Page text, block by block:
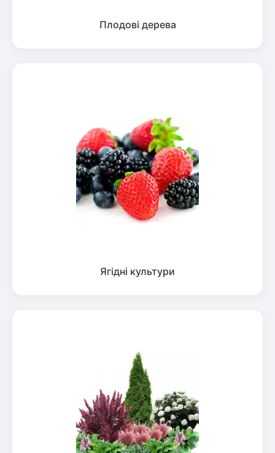
Плодові дерева
Ягідні культури